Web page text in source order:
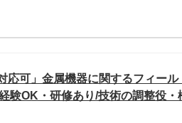
応可」金属機器に関するフィール
験OK・研修あり/技術の調整役・